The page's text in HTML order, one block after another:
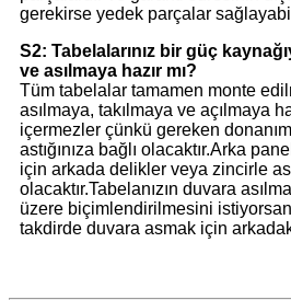
gerekirse yedek parçalar
S2: Tabelalarınız bir güç
ve asılmaya hazır mı?
Tüm tabelalar tamamen monte
asılmaya, takılmaya ve açılmaya
içermezler çünkü gereken
astığınıza bağlı olacaktır.Arka
için arkada delikler veya zincirle
olacaktır.Tabelanızın duvara
üzere biçimlendirilmesini
takdirde duvara asmak için